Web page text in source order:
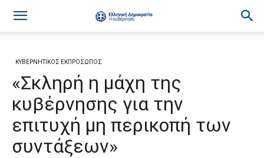
ΚΥΒΕΡΝΗΤΙΚΟΣ ΕΚΠΡΟΣΩΠΟΣ
«Σκληρή η μάχη της
κυβέρνησης για την
επιτυχή μη περικοπή των
συντάξεων»